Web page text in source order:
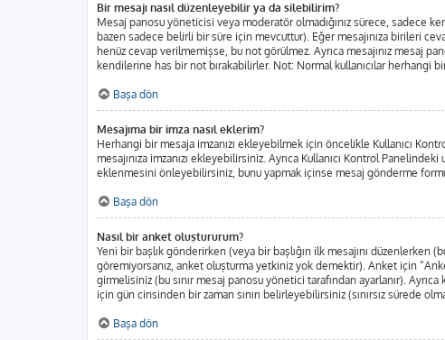
Bir mesajı nasıl düzenleyebilir ya da silebilirim?
Mesaj panosu yöneticisi veya moderatör olmadığınız sürece, sadece
bazen sadece belirli bir süre için mevcuttur). Eğer mesajınıza birileri
henüz cevap verilmemişse, bu not görülmez. Ayrıca mesajınız mesaj
kendilerine has bir not bırakabilirler. Not: Normal kullanıcılar herhangi
Başa dön
Mesajıma bir imza nasıl eklerim?
Herhangi bir mesaja imzanızı ekleyebilmek için öncelikle Kullanıcı
mesajınıza imzanızı ekleyebilirsiniz. Ayrıca Kullanıcı Kontrol
eklenmesini önleyebilirsiniz, bunu yapmak içinse mesaj gönderme
Başa dön
Nasıl bir anket oluştururum?
Yeni bir başlık gönderirken (veya bir başlığın ilk mesajını
göremiyorsanız, anket oluşturma yetkiniz yok demektir). Anket için
girmelisiniz (bu sınır mesaj panosu yönetici tarafından ayarlanır).
için gün cinsinden bir zaman sınırı belirleyebilirsiniz (sınırsız sürede
Başa dön